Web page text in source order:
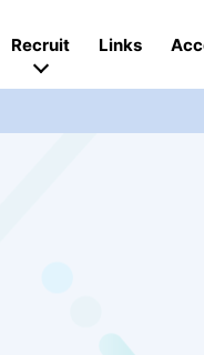
Recruit Links